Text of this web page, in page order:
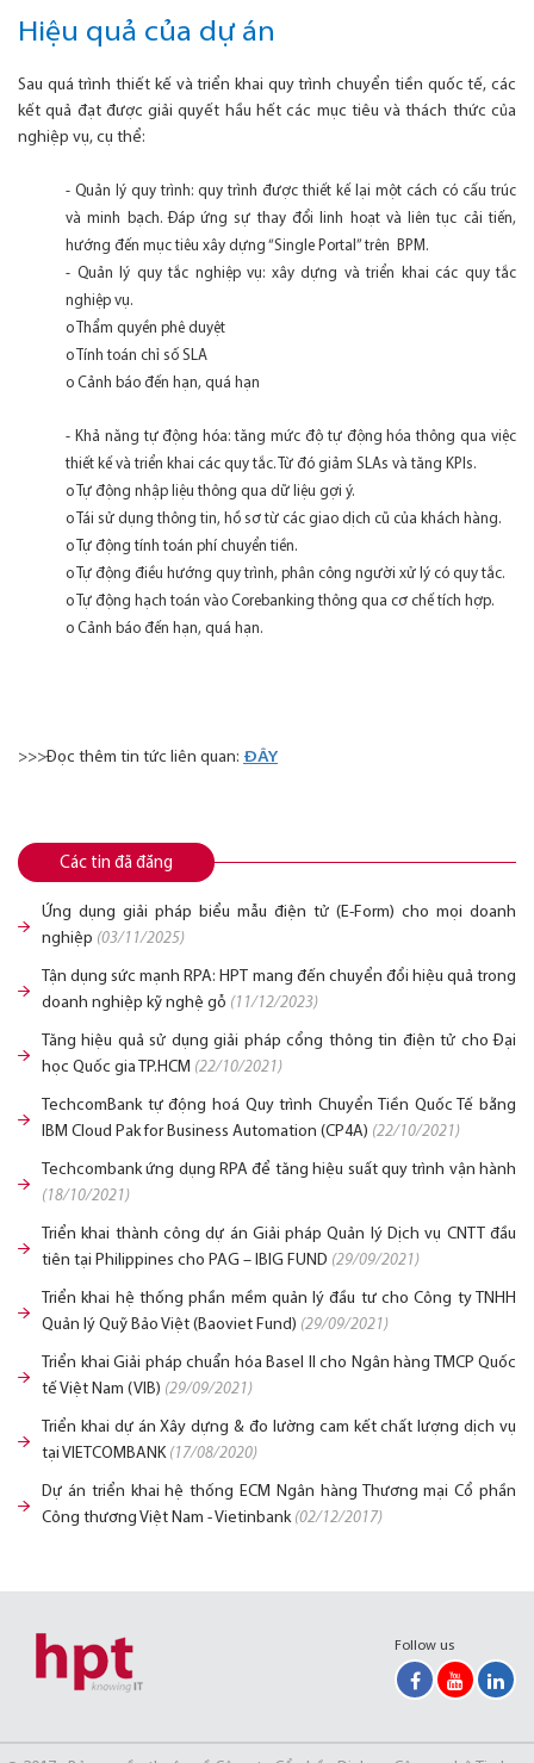
Hiệu quả của dự án
Sau quá trình thiết kế và triển khai quy trình chuyển tiền quốc tế, các
kết quả đạt được giải quyết hầu hết các mục tiêu và thách thức của
nghiệp vụ, cụ thể:
- Quản lý quy trình: quy trình được thiết kế lại một cách có cấu trúc
và minh bạch. Đáp ứng sự thay đổi linh hoạt và liên tục cải tiến,
hướng đến mục tiêu xây dựng “Single Portal” trên BPM.
- Quản lý quy tắc nghiệp vụ: xây dựng và triển khai các quy tắc
nghiệp vụ.
o Thẩm quyền phê duyệt
o Tính toán chỉ số SLA
o Cảnh báo đến hạn, quá hạn
- Khả năng tự động hóa: tăng mức độ tự động hóa thông qua việc
thiết kế và triển khai các quy tắc. Từ đó giảm SLAs và tăng KPIs.
o Tự động nhập liệu thông qua dữ liệu gợi ý.
o Tái sử dụng thông tin, hồ sơ từ các giao dịch cũ của khách hàng.
o Tự động tính toán phí chuyển tiền.
o Tự động điều hướng quy trình, phân công người xử lý có quy tắc.
o Tự động hạch toán vào Corebanking thông qua cơ chế tích hợp.
o Cảnh báo đến hạn, quá hạn.
>>>Đọc thêm tin tức liên quan: ĐÂY
Các tin đã đăng
Ứng dụng giải pháp biểu mẫu điện tử (E-Form) cho mọi doanh
nghiệp (03/11/2025)
Tận dụng sức mạnh RPA: HPT mang đến chuyển đổi hiệu quả trong
doanh nghiệp kỹ nghệ gỗ (11/12/2023)
Tăng hiệu quả sử dụng giải pháp cổng thông tin điện tử cho Đại
học Quốc gia TP.HCM (22/10/2021)
TechcomBank tự động hoá Quy trình Chuyển Tiền Quốc Tế bằng
IBM Cloud Pak for Business Automation (CP4A) (22/10/2021)
Techcombank ứng dụng RPA để tăng hiệu suất quy trình vận hành
(18/10/2021)
Triển khai thành công dự án Giải pháp Quản lý Dịch vụ CNTT đầu
tiên tại Philippines cho PAG – IBIG FUND (29/09/2021)
Triển khai hệ thống phần mềm quản lý đầu tư cho Công ty TNHH
Quản lý Quỹ Bảo Việt (Baoviet Fund) (29/09/2021)
Triển khai Giải pháp chuẩn hóa Basel II cho Ngân hàng TMCP Quốc
tế Việt Nam (VIB) (29/09/2021)
Triển khai dự án Xây dựng & đo lường cam kết chất lượng dịch vụ
tại VIETCOMBANK (17/08/2020)
Dự án triển khai hệ thống ECM Ngân hàng Thương mại Cổ phần
Công thương Việt Nam - Vietinbank (02/12/2017)
Follow us